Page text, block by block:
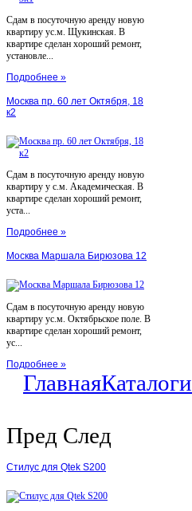
Сдам в посуточную аренду новую
квартиру ус.м. Щукинская. В
квартире сделан хороший ремонт,
установле...
Подробнее »
Москва пр. 60 лет Октября, 18
к2
Сдам в посуточную аренду новую
квартиру у с.м. Академическая. В
квартире сделан хороший ремонт,
уста...
Подробнее »
Москва Маршала Бирюзова 12
Сдам в посуточную аренду новую
квартиру ус.м. Октябрьское поле. В
квартире сделан хороший ремонт,
ус...
Подробнее »
ГлавнаяКаталоги
Пред След
Стилус для Qtek S200